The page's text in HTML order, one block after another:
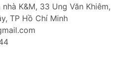
K&M, 33 Ung Văn Khiêm,
TP Hồ Chí Minh